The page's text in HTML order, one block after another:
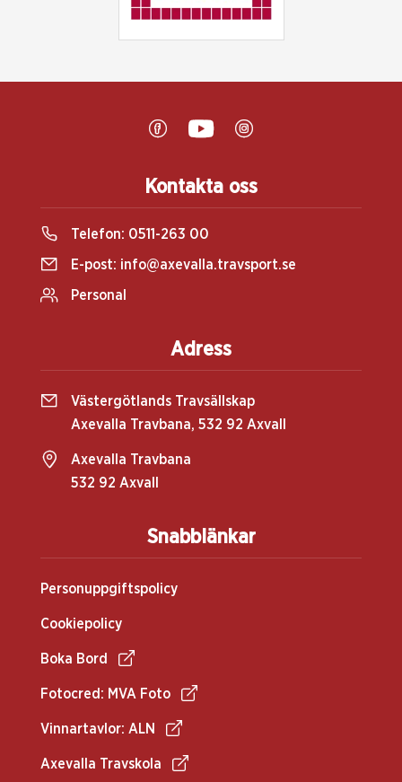
Snabblänkar
Personuppgiftspolicy
Cookiepolicy
Boka Bord
Fotocred: MVA Foto
Vinnartavlor: ALN
Axevalla Travskola
Kontakta oss
Telefon: 0511-263 00
E-post: info@axevalla.travsport.se
Personal
Adress
Västergötlands Travsällskap
Axevalla Travbana, 532 92 Axvall
Axevalla Travbana
532 92 Axvall